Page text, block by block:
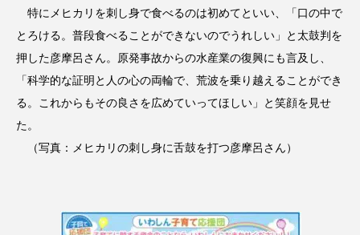
特にメヒカリを刺し身で食べるのは初めてといい、「口の中で
とろける。普段食べることができないのでうれしい」と太鼓判を
押した彦摩呂さん。原発事故からの水産業の復興にも言及し、
「科学的な証明と人の心の両輪で、荒波を乗り越えることができ
る。これからもその良さを広めていってほしい」と笑顔を見せ
た。
（写真：メヒカリの刺し身に舌鼓を打つ彦摩呂さん）